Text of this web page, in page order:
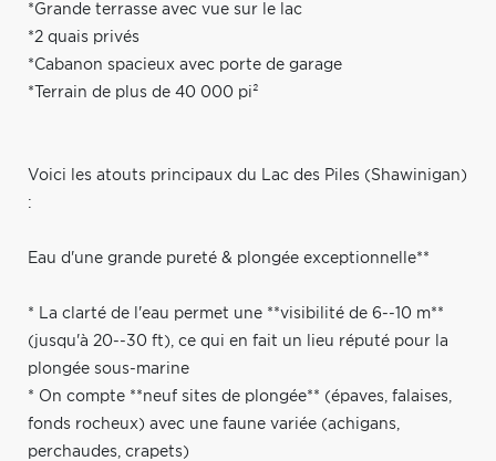
*Grande terrasse avec vue sur le lac
*2 quais privés
*Cabanon spacieux avec porte de garage
*Terrain de plus de 40 000 pi²
Voici les atouts principaux du Lac des Piles (Shawinigan)
:
Eau d'une grande pureté & plongée exceptionnelle**
* La clarté de l'eau permet une **visibilité de 6--10 m**
(jusqu'à 20--30 ft), ce qui en fait un lieu réputé pour la
plongée sous-marine
* On compte **neuf sites de plongée** (épaves, falaises,
fonds rocheux) avec une faune variée (achigans,
perchaudes, crapets)